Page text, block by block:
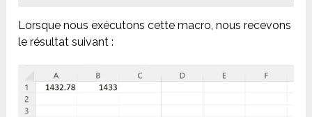
Lorsque nous exécutons cette macro, nous recevons
le résultat suivant :